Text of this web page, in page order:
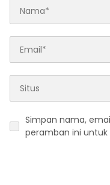
Simpan nama,
peramban ini